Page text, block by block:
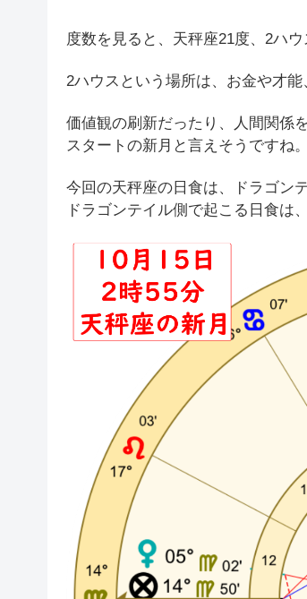
度数を見ると、天秤座21度、2ハウ
2ハウスという場所は、お金や才
価値観の刷新だったり、人間関係
スタートの新月と言えそうですね。
今回の天秤座の日食は、ドラゴン
ドラゴンテイル側で起こる日食は